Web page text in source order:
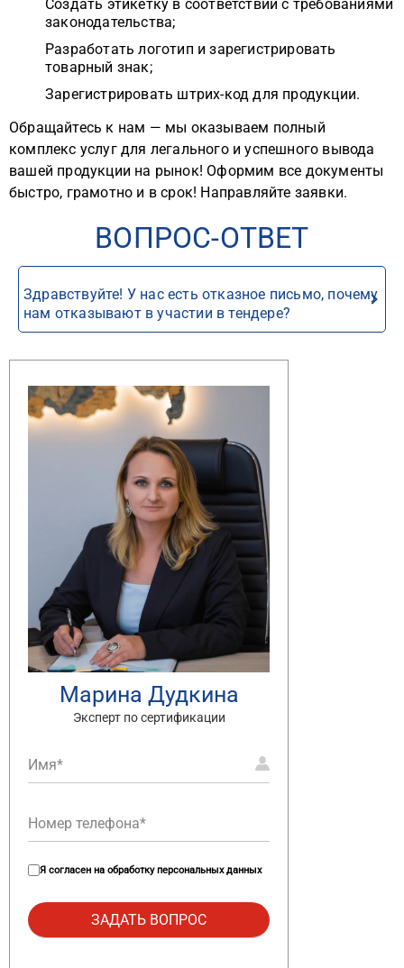
Создать этикетку в соответствии с требованиями
законодательства;
Разработать логотип и зарегистрировать
товарный знак;
Зарегистрировать штрих-код для продукции.
Обращайтесь к нам — мы оказываем полный
комплекс услуг для легального и успешного вывода
вашей продукции на рынок! Оформим все документы
быстро, грамотно и в срок! Направляйте заявки.
ВОПРОС-ОТВЕТ
Здравствуйте! У нас есть отказное письмо, почему
нам отказывают в участии в тендере?
Марина Дудкина
Эксперт по сертификации
Я согласен на обработку персональных данных